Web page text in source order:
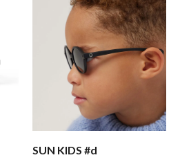
SUN KIDS #d